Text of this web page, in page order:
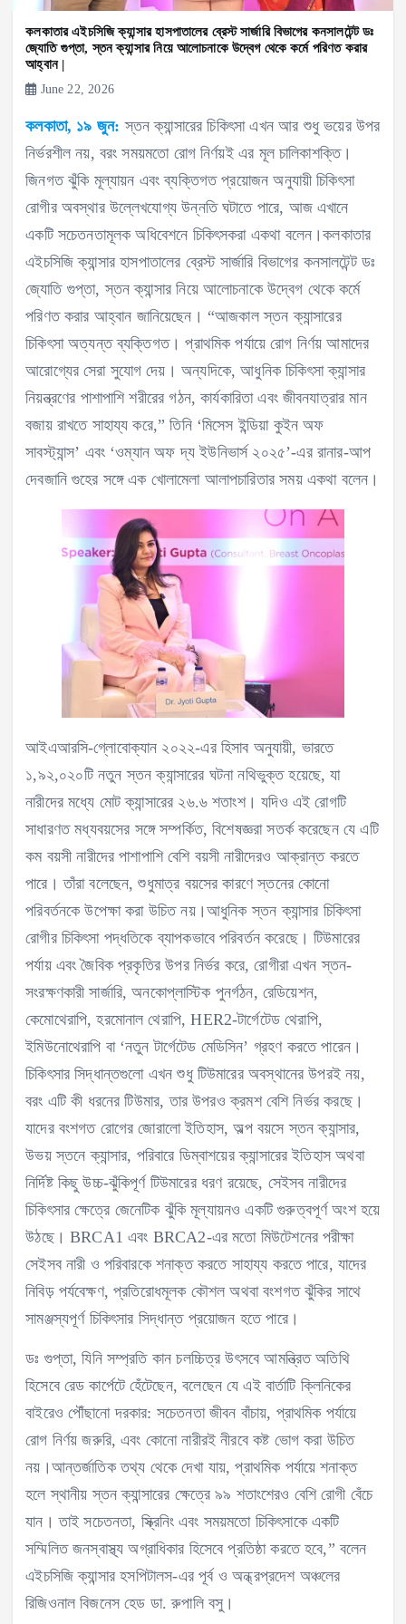
কলকাতার এইচসিজি ক্যান্সার হাসপাতালের ব্রেস্ট সার্জারি বিভাগের কনসালটেন্ট ডঃ
জ্যোতি গুপ্তা, স্তন ক্যান্সার নিয়ে আলোচনাকে উদ্বেগ থেকে কর্মে পরিণত করার
আহ্বান |
June 22, 2026
কলকাতা, ১৯ জুন: স্তন ক্যান্সারের চিকিৎসা এখন আর শুধু ভয়ের উপর
নির্ভরশীল নয়, বরং সময়মতো রোগ নির্ণয়ই এর মূল চালিকাশক্তি।
জিনগত ঝুঁকি মূল্যায়ন এবং ব্যক্তিগত প্রয়োজন অনুযায়ী চিকিৎসা
রোগীর অবস্থার উল্লেখযোগ্য উন্নতি ঘটাতে পারে, আজ এখানে
একটি সচেতনতামূলক অধিবেশনে চিকিৎসকরা একথা বলেন।কলকাতার
এইচসিজি ক্যান্সার হাসপাতালের ব্রেস্ট সার্জারি বিভাগের কনসালটেন্ট ডঃ
জ্যোতি গুপ্তা, স্তন ক্যান্সার নিয়ে আলোচনাকে উদ্বেগ থেকে কর্মে
পরিণত করার আহ্বান জানিয়েছেন। “আজকাল স্তন ক্যান্সারের
চিকিৎসা অত্যন্ত ব্যক্তিগত। প্রাথমিক পর্যায়ে রোগ নির্ণয় আমাদের
আরোগ্যের সেরা সুযোগ দেয়। অন্যদিকে, আধুনিক চিকিৎসা ক্যান্সার
নিয়ন্ত্রণের পাশাপাশি শরীরের গঠন, কার্যকারিতা এবং জীবনযাত্রার মান
বজায় রাখতে সাহায্য করে,” তিনি ‘মিসেস ইন্ডিয়া কুইন অফ
সাবস্ট্যান্স’ এবং ‘ওম্যান অফ দ্য ইউনিভার্স ২০২৫’-এর রানার-আপ
দেবজানি গুহের সঙ্গে এক খোলামেলা আলাপচারিতার সময় একথা বলেন।
আইএআরসি-গ্লোবোক্যান ২০২২-এর হিসাব অনুযায়ী, ভারতে
১,৯২,০২০টি নতুন স্তন ক্যান্সারের ঘটনা নথিভুক্ত হয়েছে, যা
নারীদের মধ্যে মোট ক্যান্সারের ২৬.৬ শতাংশ। যদিও এই রোগটি
সাধারণত মধ্যবয়সের সঙ্গে সম্পর্কিত, বিশেষজ্ঞরা সতর্ক করেছেন যে এটি
কম বয়সী নারীদের পাশাপাশি বেশি বয়সী নারীদেরও আক্রান্ত করতে
পারে। তাঁরা বলেছেন, শুধুমাত্র বয়সের কারণে স্তনের কোনো
পরিবর্তনকে উপেক্ষা করা উচিত নয়।আধুনিক স্তন ক্যান্সার চিকিৎসা
রোগীর চিকিৎসা পদ্ধতিকে ব্যাপকভাবে পরিবর্তন করেছে। টিউমারের
পর্যায় এবং জৈবিক প্রকৃতির উপর নির্ভর করে, রোগীরা এখন স্তন-
সংরক্ষণকারী সার্জারি, অনকোপ্লাস্টিক পুনর্গঠন, রেডিয়েশন,
কেমোথেরাপি, হরমোনাল থেরাপি, HER2-টার্গেটেড থেরাপি,
ইমিউনোথেরাপি বা ‘নতুন টার্গেটেড মেডিসিন’ গ্রহণ করতে পারেন।
চিকিৎসার সিদ্ধান্তগুলো এখন শুধু টিউমারের অবস্থানের উপরই নয়,
বরং এটি কী ধরনের টিউমার, তার উপরও ক্রমশ বেশি নির্ভর করছে।
যাদের বংশগত রোগের জোরালো ইতিহাস, অল্প বয়সে স্তন ক্যান্সার,
উভয় স্তনে ক্যান্সার, পরিবারে ডিম্বাশয়ের ক্যান্সারের ইতিহাস অথবা
নির্দিষ্ট কিছু উচ্চ-ঝুঁকিপূর্ণ টিউমারের ধরণ রয়েছে, সেইসব নারীদের
চিকিৎসার ক্ষেত্রে জেনেটিক ঝুঁকি মূল্যায়নও একটি গুরুত্বপূর্ণ অংশ হয়ে
উঠছে। BRCA1 এবং BRCA2-এর মতো মিউটেশনের পরীক্ষা
সেইসব নারী ও পরিবারকে শনাক্ত করতে সাহায্য করতে পারে, যাদের
নিবিড় পর্যবেক্ষণ, প্রতিরোধমূলক কৌশল অথবা বংশগত ঝুঁকির সাথে
সামঞ্জস্যপূর্ণ চিকিৎসার সিদ্ধান্ত প্রয়োজন হতে পারে।
ডঃ গুপ্তা, যিনি সম্প্রতি কান চলচ্চিত্র উৎসবে আমন্ত্রিত অতিথি
হিসেবে রেড কার্পেটে হেঁটেছেন, বলেছেন যে এই বার্তাটি ক্লিনিকের
বাইরেও পৌঁছানো দরকার: সচেতনতা জীবন বাঁচায়, প্রাথমিক পর্যায়ে
রোগ নির্ণয় জরুরি, এবং কোনো নারীরই নীরবে কষ্ট ভোগ করা উচিত
নয়।আন্তর্জাতিক তথ্য থেকে দেখা যায়, প্রাথমিক পর্যায়ে শনাক্ত
হলে স্থানীয় স্তন ক্যান্সারের ক্ষেত্রে ৯৯ শতাংশেরও বেশি রোগী বেঁচে
যান। তাই সচেতনতা, স্ক্রিনিং এবং সময়মতো চিকিৎসাকে একটি
সম্মিলিত জনস্বাস্থ্য অগ্রাধিকার হিসেবে প্রতিষ্ঠা করতে হবে,” বলেন
এইচসিজি ক্যান্সার হসপিটালস-এর পূর্ব ও অন্ধ্রপ্রদেশ অঞ্চলের
রিজিওনাল বিজনেস হেড ডা. রুপালি বসু।